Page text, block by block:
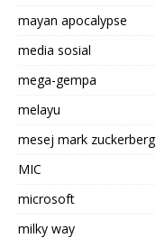
mayan apocalypse
media sosial
mega-gempa
melayu
mesej mark zuckerberg
MIC
microsoft
milky way